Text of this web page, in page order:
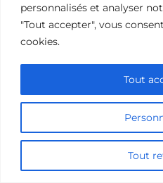
personnalisés et analyser
"Tout accepter", vous
cookies.
Tout
Tout
10 Œuvres
pour les Fans de